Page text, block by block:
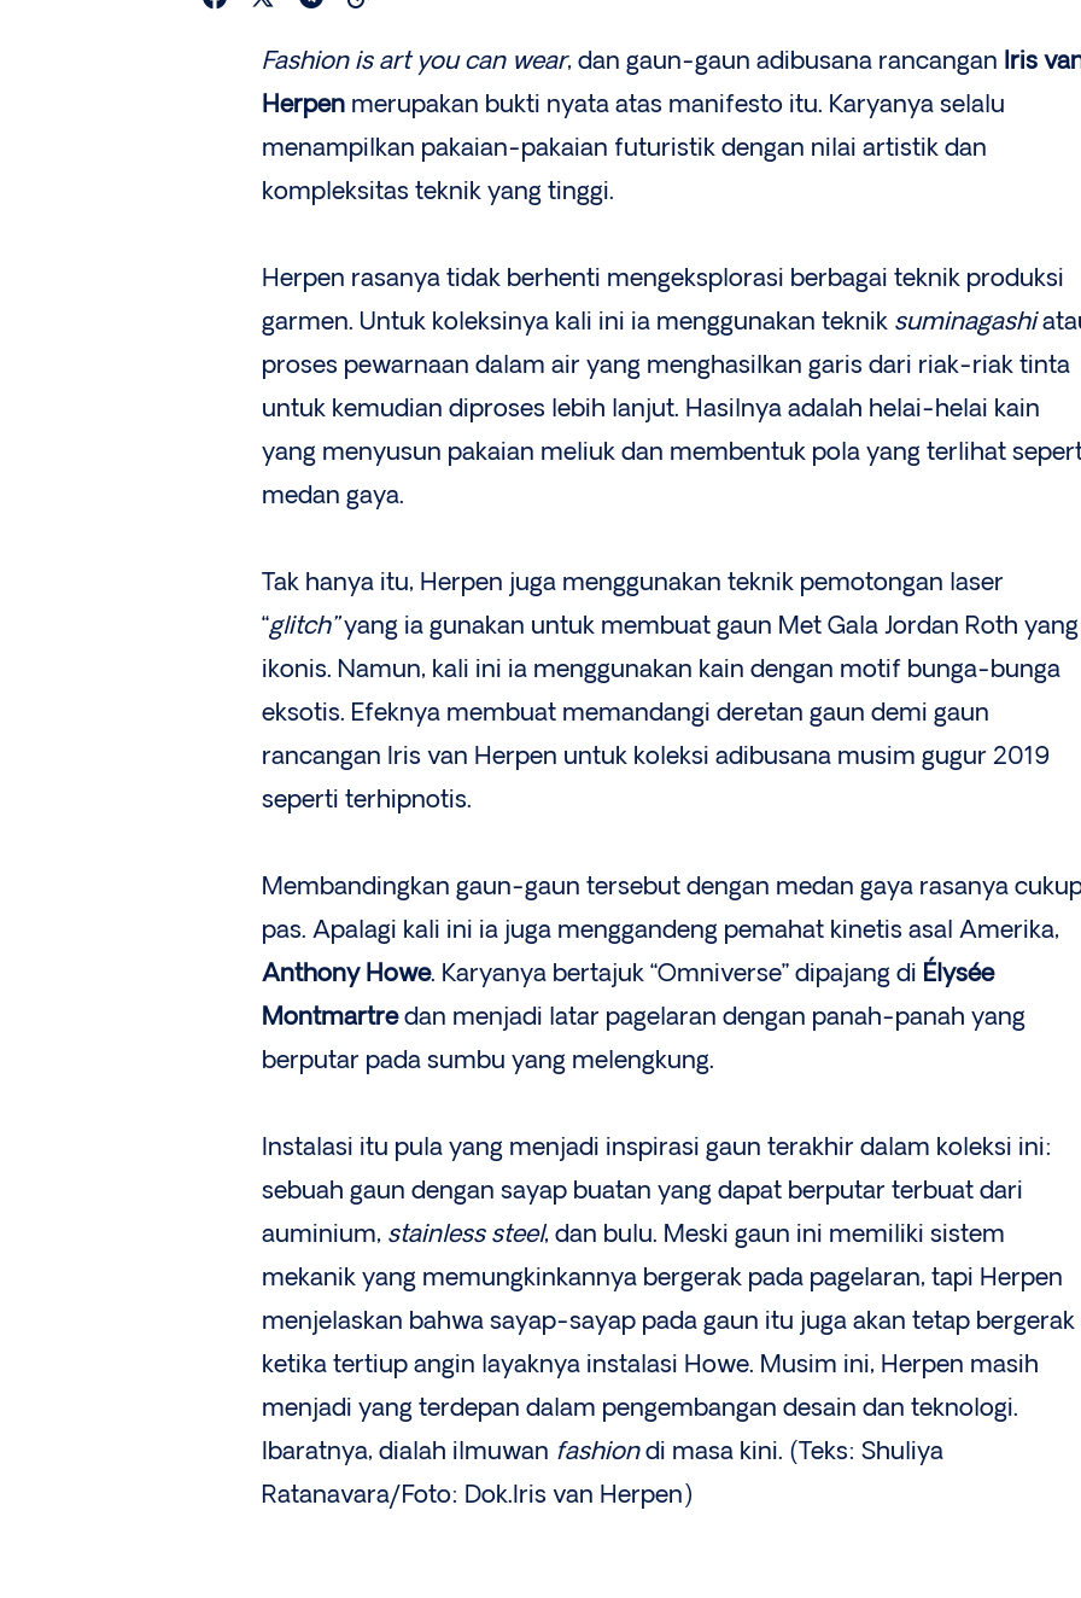
Fashion is art you can wear, dan gaun-gaun adibusana rancangan Iris
Herpen merupakan bukti nyata atas manifesto itu. Karyanya selalu
menampilkan pakaian-pakaian futuristik dengan nilai artistik dan
kompleksitas teknik yang tinggi.
Herpen rasanya tidak berhenti mengeksplorasi berbagai teknik produksi
garmen. Untuk koleksinya kali ini ia menggunakan teknik suminagashi
proses pewarnaan dalam air yang menghasilkan garis dari riak-riak tinta
untuk kemudian diproses lebih lanjut. Hasilnya adalah helai-helai kain
yang menyusun pakaian meliuk dan membentuk pola yang terlihat
medan gaya.
Tak hanya itu, Herpen juga menggunakan teknik pemotongan laser
“glitch”yang ia gunakan untuk membuat gaun Met Gala Jordan Roth yang
ikonis. Namun, kali ini ia menggunakan kain dengan motif bunga-bunga
eksotis. Efeknya membuat memandangi deretan gaun demi gaun
rancangan Iris van Herpen untuk koleksi adibusana musim gugur 2019
seperti terhipnotis.
Membandingkan gaun-gaun tersebut dengan medan gaya rasanya
pas. Apalagi kali ini ia juga menggandeng pemahat kinetis asal Amerika,
Anthony Howe. Karyanya bertajuk “Omniverse” dipajang di Élysée
Montmartredan menjadi latar pagelaran dengan panah-panah yang
berputar pada sumbu yang melengkung.
Instalasi itu pula yang menjadi inspirasi gaun terakhir dalam koleksi ini:
sebuah gaun dengan sayap buatan yang dapat berputar terbuat dari
auminium, stainless steel, dan bulu. Meski gaun ini memiliki sistem
mekanik yang memungkinkannya bergerak pada pagelaran, tapi Herpen
menjelaskan bahwa sayap-sayap pada gaun itu juga akan tetap bergerak
ketika tertiup angin layaknya instalasi Howe. Musim ini, Herpen masih
menjadi yang terdepan dalam pengembangan desain dan teknologi.
Ibaratnya, dialah ilmuwan fashiondi masa kini. (Teks: Shuliya
Ratanavara/Foto: Dok.Iris van Herpen)